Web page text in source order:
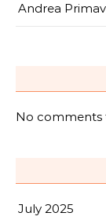
Andrea
No comments
July 2025